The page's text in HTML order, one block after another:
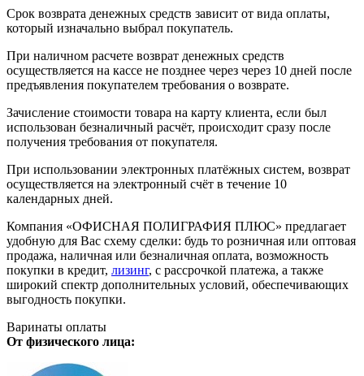
Срок возврата денежных средств зависит от вида оплаты,
который изначально выбрал покупатель.
При наличном расчете возврат денежных средств
осуществляется на кассе не позднее через через 10 дней после
предъявления покупателем требования о возврате.
Зачисление стоимости товара на карту клиента, если был
использован безналичный расчёт, происходит сразу после
получения требования от покупателя.
При использовании электронных платёжных систем, возврат
осуществляется на электронный счёт в течение 10
календарных дней.
Компания «ОФИСНАЯ ПОЛИГРАФИЯ ПЛЮС» предлагает
удобную для Вас схему сделки: будь то розничная или оптовая
продажа, наличная или безналичная оплата, возможность
покупки в кредит, лизинг, с рассрочкой платежа, а также
широкий спектр дополнительных условий, обеспечивающих
выгодность покупки.
Варинаты оплаты
От физического лица: